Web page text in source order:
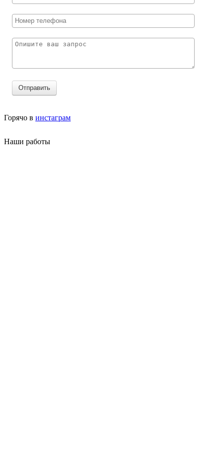
Отправить
Горячо в инстаграм
Наши работы